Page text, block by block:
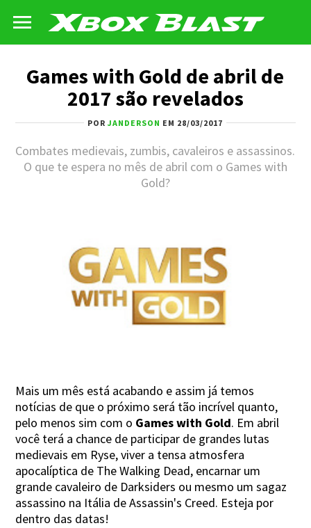
Games with Gold de abril de
2017 são revelados
PORJANDERSON EM 28/03/2017
Combates medievais, zumbis, cavaleiros e assassinos.
O que te espera no mês de abril com o Games with
Gold?
Mais um mês está acabando e assim já temos
notícias de que o próximo será tão incrível quanto,
pelo menos sim com o Games with Gold. Em abril
você terá a chance de participar de grandes lutas
medievais em Ryse, viver a tensa atmosfera
apocalíptica de The Walking Dead, encarnar um
grande cavaleiro de Darksiders ou mesmo um sagaz
assassino na Itália de Assassin's Creed. Esteja por
dentro das datas!